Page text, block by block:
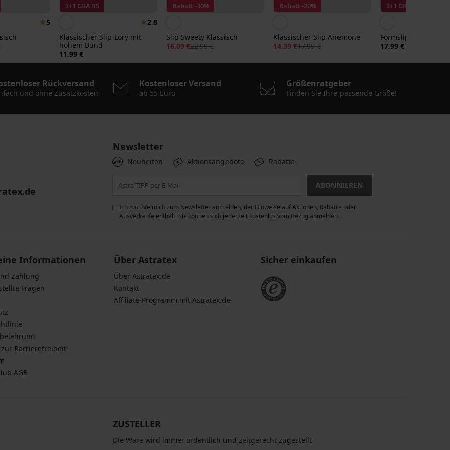
5
3+1 GRATIS
2,8
Klassischer Slip Lory mit
hohem Bund
11,99 €
Rabatt -30%
Slip Sweety Klassisch
16,09 €22,99 €
Rabatt -20%
Klassischer Slip Anemone
14,39 €17,99 €
3+1 GRATIS
Formslip Iga
17,99 €
Rückversand
und ohne Zusatzkosten
Kostenloser Versand
ab 55 Euro
Größenratgeber
Finden Sie Ihre passende Größe!
Newsletter
Neuheiten Aktionsangebote Rabatte
ABONNIEREN
Ich möchte mich zum Newsletter anmelden, der Hinweise auf Aktionen, Rabatte oder
Ausverkäufe enthält. Sie können sich jederzeit kostenlos vom Bezug abmelden.
Informationen
Zahlung
Fragen
Barrierefreiheit
AGB
Über Astratex
Über Astratex.de
Kontakt
Affiliate-Programm mit Astratex.de
Sicher einkaufen
ZUSTELLER
Die Ware wird immer ordentlich und zeitgerecht zugestellt